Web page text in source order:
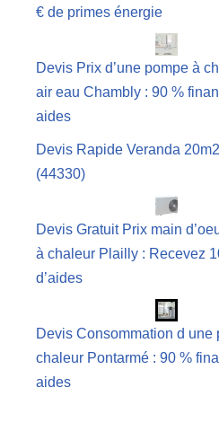
€ de primes énergie
Devis Prix d’une pompe à
air eau Chambly : 90 %
aides
Devis Rapide Veranda
(44330)
Devis Gratuit Prix main
à chaleur Plailly : Recevez
d’aides
Devis Consommation d une
chaleur Pontarmé : 90 %
aides